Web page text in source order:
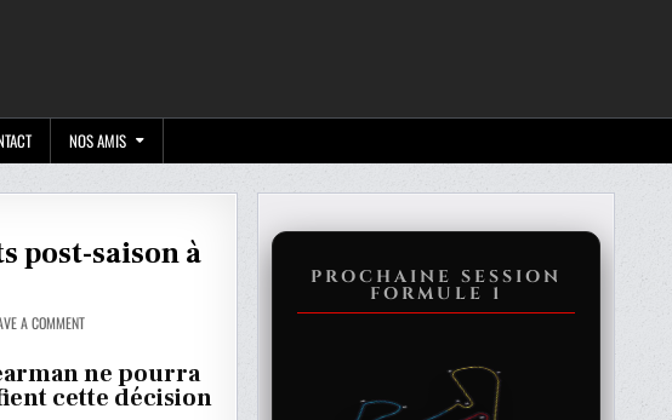
NOS AMIS
post-saison à
A COMMENTON
POURQUOI
EST
EXCLU
DES
TESTS
ne pourra
cette décision
PROCHAINE SESSION
FORMULE 1